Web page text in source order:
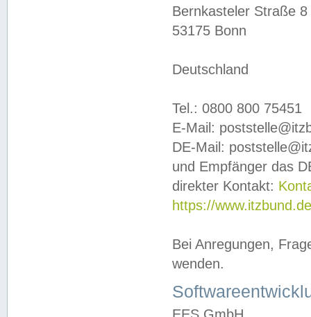
Bernkasteler Straße 8
53175 Bonn
Deutschland
Tel.: 0800 800 75451
E-Mail:
DE-Mail:
und Empfänger das
direkter Kontakt:
https://
Bei Anregungen,
wenden.
EES GmbH